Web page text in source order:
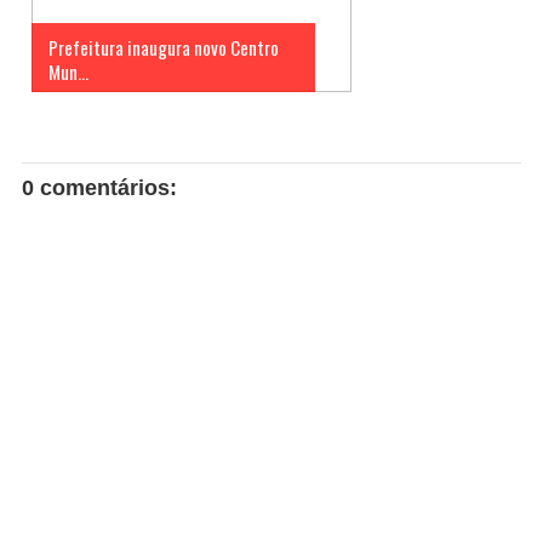
Prefeitura inaugura novo Centro
Mun...
0 comentários: